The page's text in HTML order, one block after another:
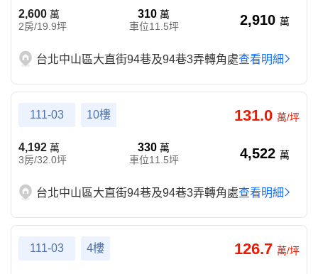
2,600 萬
2房/19.9坪
310萬
車位11.5坪
2,910 萬
台北中山區大直街94巷及94巷3弄轉角處查看明細
111-03 10樓 131.0 萬/坪
4,192 萬
3房/32.0坪
330萬
車位11.5坪
4,522 萬
台北中山區大直街94巷及94巷3弄轉角處查看明細
111-03 4樓 126.7 萬/坪